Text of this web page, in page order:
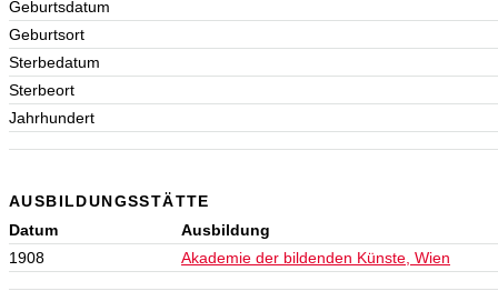
Geburtsdatum
Geburtsort
Sterbedatum
Sterbeort
Jahrhundert
AUSBILDUNGSSTÄTTE
Datum
Ausbildung
1908
Akademie der bildenden Künste, Wien